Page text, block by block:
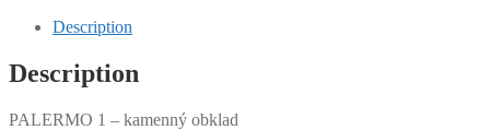
Description
Description
PALERMO 1 – kamenný obklad